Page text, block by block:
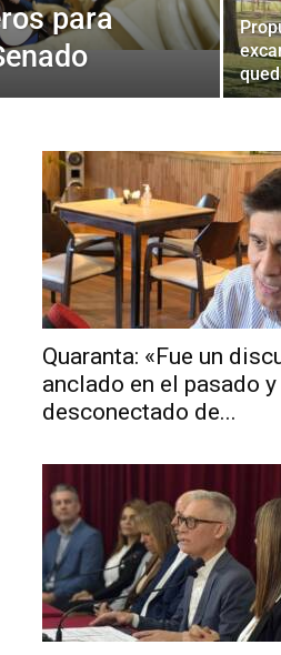
para
Quaranta: «Fue un
anclado en el pasado y
desconectado de...